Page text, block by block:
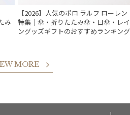
み
【2026】人気のポロ ラルフ ローレン
特集｜傘・折りたたみ傘・日傘・レイ
ングッズギフトのおすすめランキング
MORE